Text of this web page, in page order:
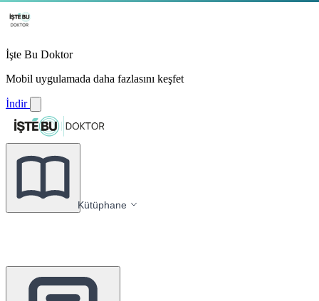
İşte Bu Doktor
Mobil uygulamada daha fazlasını keşfet
İndir
Kütüphane